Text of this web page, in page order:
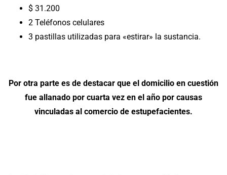
$ 31.200
2 Teléfonos celulares
3 pastillas utilizadas para «estirar» la sustancia.
Por otra parte es de destacar que el domicilio en cuestión
fue allanado por cuarta vez en el año por causas
vinculadas al comercio de estupefacientes.